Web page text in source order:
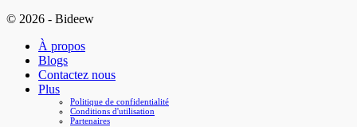
© 2026 - Bideew
À propos
Blogs
Contactez nous
Plus
Politique de confidentialité
Conditions d'utilisation
Partenaires